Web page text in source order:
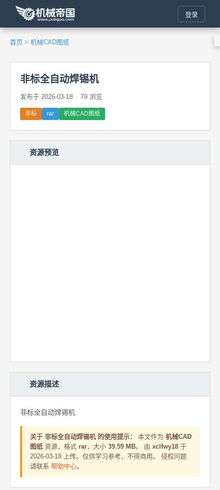
登录
首页 > 机械CAD图纸
非标全自动焊锡机
发布于 2026-03-18 79 浏览
非标 rar 机械CAD图纸
资源预览
资源描述
非标全自动焊锡机
关于 非标全自动焊锡机 的使用提示： 本文件为 机械CAD
图纸 资源，格式 rar，大小 39.59 MB。 由 xclfwy18 于
2026-03-18 上传。仅供学习参考，不得商用。 侵权问题
请联系 帮助中心。